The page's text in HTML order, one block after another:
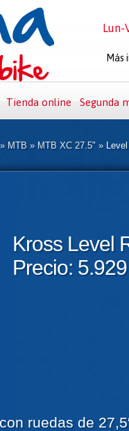
Tienda online Segunda
» MTB » MTB XC 27.5" »
Kross Level
Precio:
ruedas de
Lun-
Más